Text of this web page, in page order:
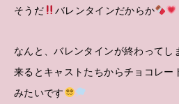
そうだ バレンタインだからか
なんと、バレンタインが終わってし
来るとキャストたちからチョコレー
みたいです